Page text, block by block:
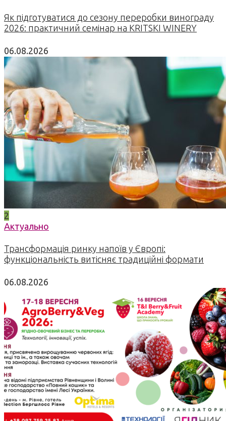
Як підготуватися до сезону переробки винограду
2026: практичний семінар на KRITSKI WINERY
06.08.2026
2
Актуально
Трансформація ринку напоїв у Європі:
функціональність витісняє традиційні формати
06.08.2026